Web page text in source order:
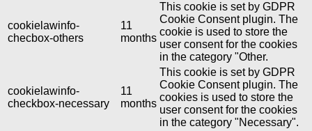
cookielawinfo-
checbox-others
11
months
This cookie is set by GDPR
Cookie Consent plugin. The
cookie is used to store the
user consent for the cookies
in the category "Other.
cookielawinfo-
checkbox-necessary
11
months
This cookie is set by GDPR
Cookie Consent plugin. The
cookies is used to store the
user consent for the cookies
in the category "Necessary".